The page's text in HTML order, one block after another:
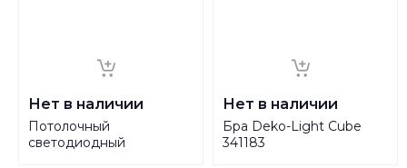
Нет в наличии
Потолочный
светодиодный
Нет в наличии
Бра Deko-Light Cube
341183